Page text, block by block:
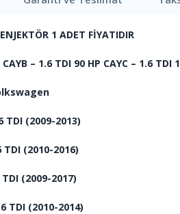
1 ADET FİYATIDIR
– 1.6 TDI 90 HP CAYC – 1.6 TDI
TDI (2009-2013)
TDI (2010-2016)
(2009-2017)
TDI (2010-2014)